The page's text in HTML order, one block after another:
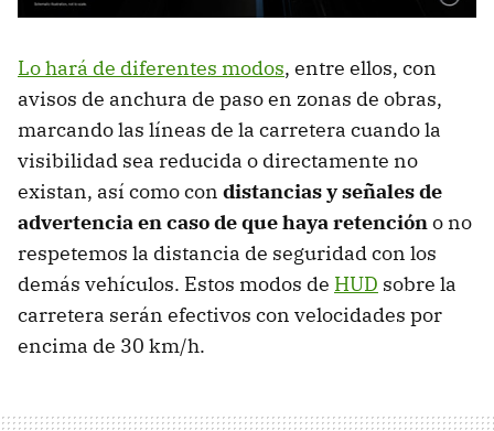
Lo hará de diferentes modos, entre ellos, con
avisos de anchura de paso en zonas de obras,
marcando las líneas de la carretera cuando la
visibilidad sea reducida o directamente no
existan, así como con distancias y señales de
advertencia en caso de que haya retencióno no
respetemos la distancia de seguridad con los
demás vehículos. Estos modos de HUD sobre la
carretera serán efectivos con velocidades por
encima de 30 km/h.